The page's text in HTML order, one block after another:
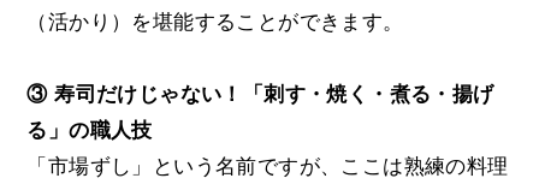
（活かり）を堪能することができます。
③ 寿司だけじゃない！「刺す・焼く・煮る・揚げ
る」の職人技
「市場ずし」という名前ですが、ここは熟練の料理